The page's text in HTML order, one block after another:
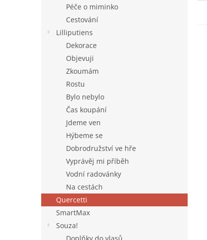
Péče o miminko
Cestování
Lilliputiens
Dekorace
Objevuji
Zkoumám
Rostu
Bylo nebylo
Čas koupání
Jdeme ven
Hýbeme se
Dobrodružství ve hře
Vyprávěj mi příběh
Vodní radovánky
Na cestách
Quercetti
SmartMax
Souza!